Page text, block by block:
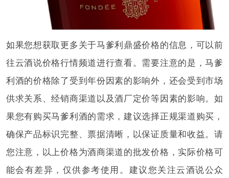
如果您想获取更多关于马爹利鼎盛价格的信息，可以前
往云酒说价格行情频道进行查看。需要注意的是，马爹
利酒的价格除了受到年份因素的影响外，还会受到市场
供求关系、经销商渠道以及酒厂定价等因素的影响。如
果您有购买马爹利酒的需求，建议选择正规渠道购买，
确保产品标识完整、票据清晰，以保证质量和收益。请
您注意，以上价格为酒商渠道的批发价格，实际价格可
能会有差异，仅供参考使用。建议您关注云酒说公众